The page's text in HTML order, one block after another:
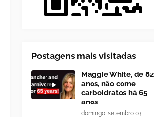
Postagens mais visitadas
Maggie White, de 82
anos, não come
carboidratos há 65
anos
domingo, setembro 03,